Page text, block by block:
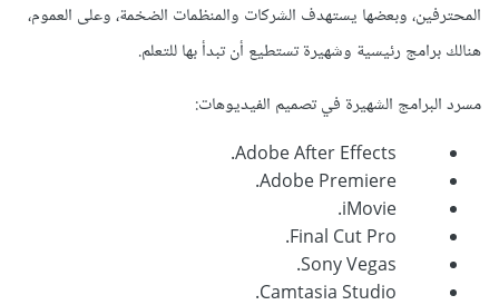
المحترفين، وبعضها يستهدف الشركات والمنظمات الضخمة، وعلى العموم،
هنالك برامج رئيسية وشهيرة تستطيع أن تبدأ بها للتعلم.
مسرد البرامج الشهيرة في تصميم الفيديوهات: